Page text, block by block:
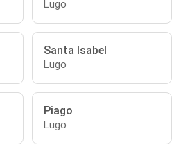
Lugo
Santa Isabel
Lugo
Piago
Lugo